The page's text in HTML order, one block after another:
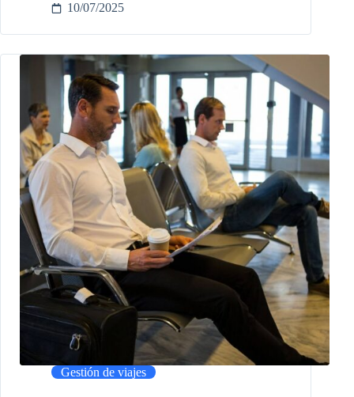
10/07/2025
Gestión de viajes